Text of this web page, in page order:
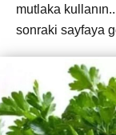
mutlaka
sonraki sayfaya